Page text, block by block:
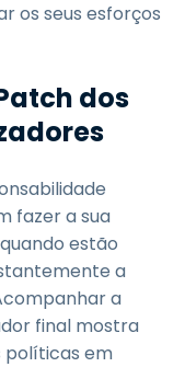
os seus esforços
dos
fazer a sua
estão
a
a
final mostra
políticas em